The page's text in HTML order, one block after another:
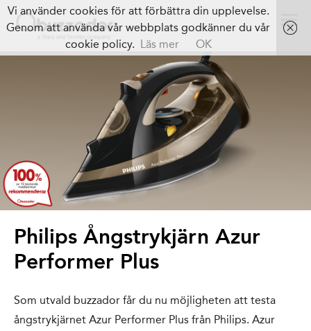
Philips Ångstrykjärn Azur
Performer Plus
Som utvald buzzador får du nu möjligheten att testa
ångstrykjärnet Azur Performer Plus från Philips. Azur
Vi använder cookies för att förbättra din upplevelse.
Genom att använda vår webbplats godkänner du vår
cookie policy. Läs mer OK